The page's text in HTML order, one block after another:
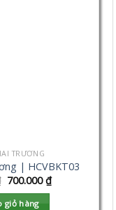
TRƯƠNG
| HCVBKT03
700.000₫
giỏ hàng